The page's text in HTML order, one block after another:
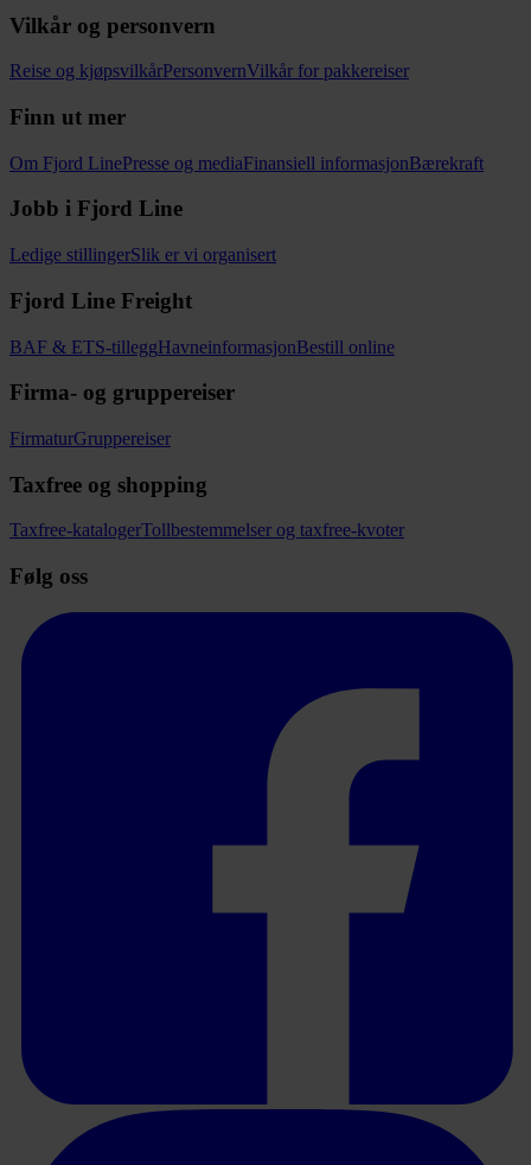
Vilkår og personvern
Reise og kjøpsvilkårPersonvernVilkår for pakkereiser
Finn ut mer
Om Fjord LinePresse og mediaFinansiell informasjonBærekraft
Jobb i Fjord Line
Ledige stillingerSlik er vi organisert
Fjord Line Freight
BAF & ETS-tilleggHavneinformasjonBestill online
Firma- og gruppereiser
FirmaturGruppereiser
Taxfree og shopping
Taxfree-katalogerTollbestemmelser og taxfree-kvoter
Følg oss